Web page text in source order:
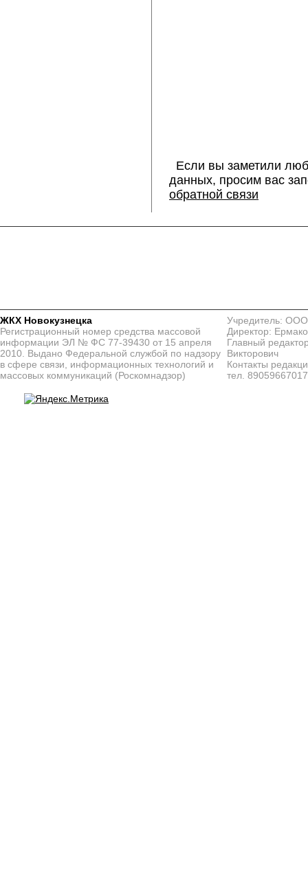
Если вы заметили
данных, просим вас
обратной связи
ЖКХ Новокузнецка
Регистрационный номер средства массовой
информации ЭЛ № ФС 77-39430 от 15 апреля
2010. Выдано Федеральной службой по надзору
в сфере связи, информационных технологий и
массовых коммуникаций (Роскомнадзор)
Учредитель:
Директор:
Главный
Викторович
Контакты
тел. 89059667017